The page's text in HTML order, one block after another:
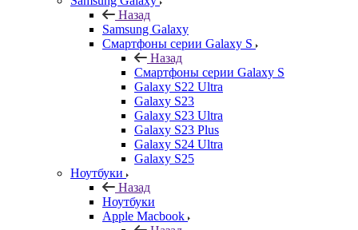
Назад
Samsung Galaxy
Смартфоны серии Galaxy S
Назад
Смартфоны серии Galaxy S
Galaxy S22 Ultra
Galaxy S23
Galaxy S23 Ultra
Galaxy S23 Plus
Galaxy S24 Ultra
Galaxy S25
Ноутбуки
Назад
Ноутбуки
Apple Macbook